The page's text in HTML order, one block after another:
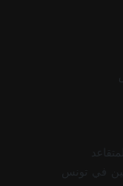
في تونس